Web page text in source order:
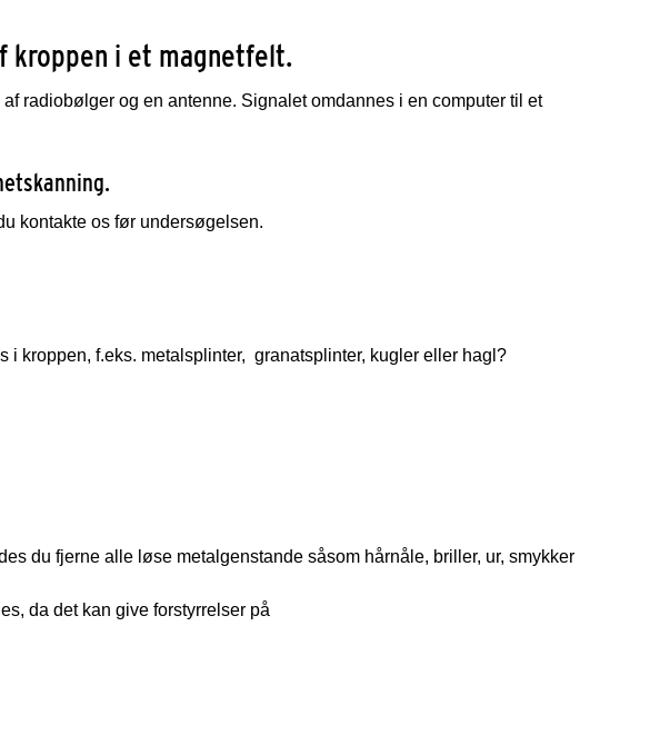
kroppen i et magnetfelt.
radiobølger og en antenne. Signalet omdannes i en computer til et
kontakte os før undersøgelsen.
i kroppen, f.eks. metalsplinter, granatsplinter, kugler eller hagl?
du fjerne alle løse metalgenstande såsom hårnåle, briller, ur, smykker
da det kan give forstyrrelser på